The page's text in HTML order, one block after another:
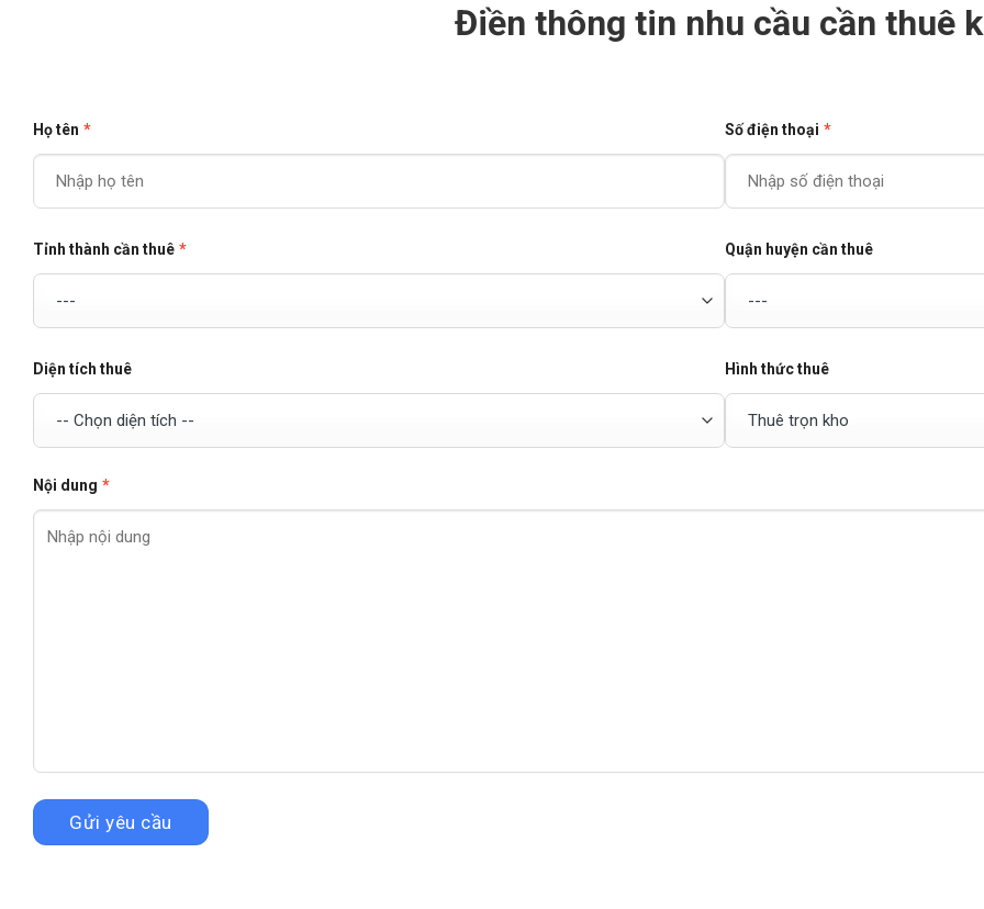
Điền thông tin nhu cầu cần thuê
Họ tên * Số điện thoại *
Tỉnh thành cần thuê * Quận huyện cần thuê
Diện tích thuê Hình thức thuê
Nội dung *